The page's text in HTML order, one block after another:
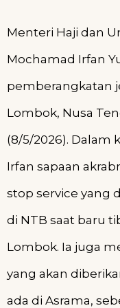
Menteri Haji dan
Mochamad Irfan
pemberangkatan
Lombok, Nusa
(8/5/2026). Dalam
Irfan sapaan
stop service yang
di NTB saat baru
Lombok. Ia juga
yang akan
ada di Asrama,